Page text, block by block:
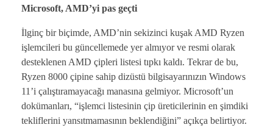
Microsoft, AMD’yi pas geçti
İlginç bir biçimde, AMD’nin sekizinci kuşak AMD Ryzen
işlemcileri bu güncellemede yer almıyor ve resmi olarak
desteklenen AMD çipleri listesi tıpkı kaldı. Tekrar de bu,
Ryzen 8000 çipine sahip dizüstü bilgisayarınızın Windows
11’i çalıştıramayacağı manasına gelmiyor. Microsoft’un
dokümanları, “işlemci listesinin çip üreticilerinin en şimdiki
tekliflerini yansıtmamasının beklendiğini” açıkça belirtiyor.